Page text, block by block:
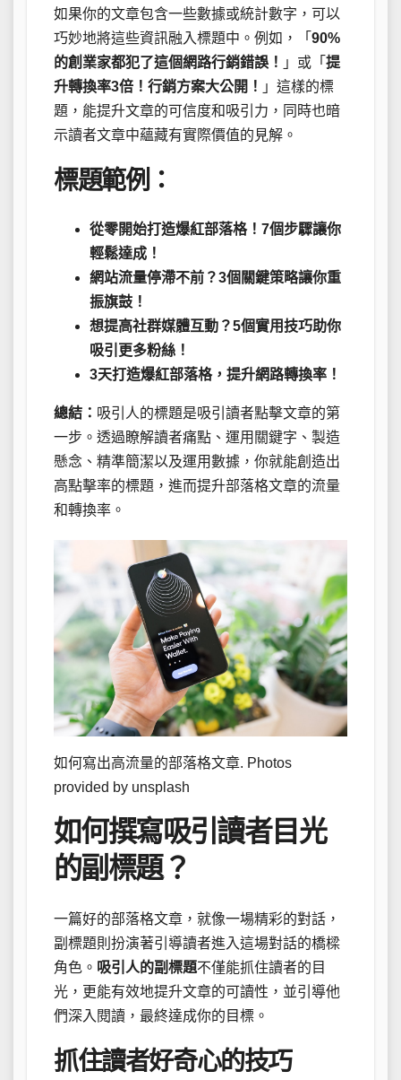
如果你的文章包含一些數據或統計數字，可以
巧妙地將這些資訊融入標題中。例如，「 90%
的創業家都犯了這個網路行銷錯誤！ 」或「 提
升轉換率3倍！行銷方案大公開！ 」這樣的標
題，能提升文章的可信度和吸引力，同時也暗
示讀者文章中蘊藏有實際價值的見解。
標題範例：
從零開始打造爆紅部落格！7個步驟讓你
輕鬆達成！
網站流量停滯不前？3個關鍵策略讓你重
振旗鼓！
想提高社群媒體互動？5個實用技巧助你
吸引更多粉絲！
3天打造爆紅部落格，提升網路轉換率！
總結： 吸引人的標題是吸引讀者點擊文章的第
一步。透過瞭解讀者痛點、運用關鍵字、製造
懸念、精準簡潔以及運用數據，你就能創造出
高點擊率的標題，進而提升部落格文章的流量
和轉換率。
如何寫出高流量的部落格文章. Photos
provided by unsplash
如何撰寫吸引讀者目光
的副標題？
一篇好的部落格文章，就像一場精彩的對話，
副標題則扮演著引導讀者進入這場對話的橋樑
角色。 吸引人的副標題不僅能抓住讀者的目
光，更能有效地提升文章的可讀性，並引導他
們深入閱讀，最終達成你的目標。
抓住讀者好奇心的技巧